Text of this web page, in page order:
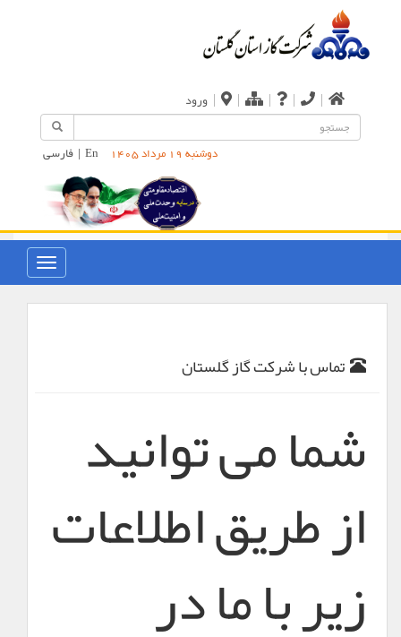
|
|
|
|
| ورود
دوشنبه 19 مرداد 1405 En
| فارسی
تماس با شرکت گاز گلستان
شما می توانید
از طریق اطلاعات
زیر با ما در